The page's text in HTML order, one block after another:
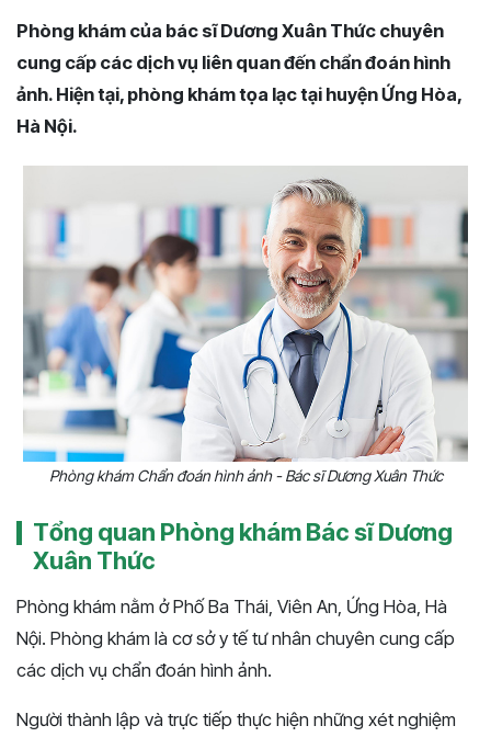
Phòng khám của bác sĩ Dương Xuân Thức chuyên
cung cấp các dịch vụ liên quan đến chẩn đoán hình
ảnh. Hiện tại, phòng khám tọa lạc tại huyện Ứng Hòa,
Hà Nội.
Phòng khám Chẩn đoán hình ảnh - Bác sĩ Dương Xuân Thức
Tổng quan Phòng khám Bác sĩ Dương
Xuân Thức
Phòng khám nằm ở Phố Ba Thái, Viên An, Ứng Hòa, Hà
Nội. Phòng khám là cơ sở y tế tư nhân chuyên cung cấp
các dịch vụ chẩn đoán hình ảnh.
Người thành lập và trực tiếp thực hiện những xét nghiệm